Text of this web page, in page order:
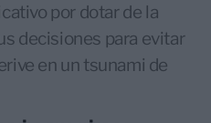
por dotar de la
decisiones para evitar
en un tsunami de